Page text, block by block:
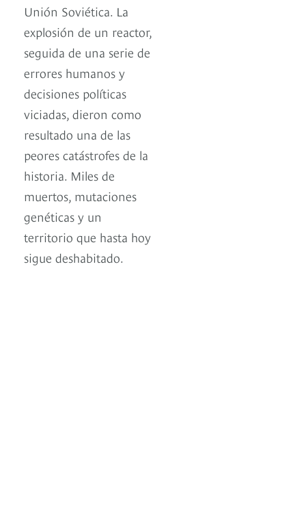
Unión Soviética. La
explosión de un reactor,
seguida de una serie de
errores humanos y
decisiones políticas
viciadas, dieron como
resultado una de las
peores catástrofes de la
historia. Miles de
muertos, mutaciones
genéticas y un
territorio que hasta hoy
sigue deshabitado.